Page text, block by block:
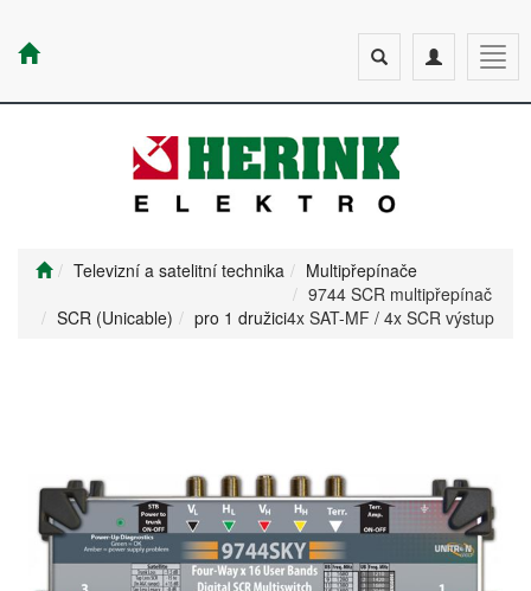
Toggle
navigation
Toggle
search
Televizní a satelitní technika
Multipřepínače
SCR (Unicable)
pro 1 družici
9744 SCR multipřepínač
4x SAT-MF / 4x SCR výstup